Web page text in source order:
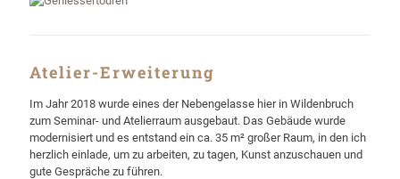
Atelier-Erweiterung
Im Jahr 2018 wurde eines der Nebengelasse hier in Wildenbruch
zum Seminar- und Atelierraum ausgebaut. Das Gebäude wurde
modernisiert und es entstand ein ca. 35 m² großer Raum, in den ich
herzlich einlade, um zu arbeiten, zu tagen, Kunst anzuschauen und
gute Gespräche zu führen.